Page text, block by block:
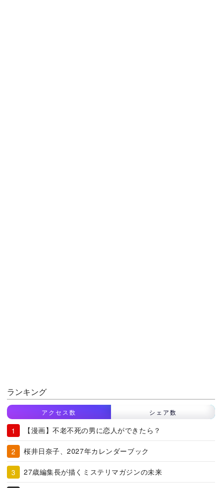
ランキング
アクセス数 シェア数
【漫画】不老不死の男に恋人ができたら？
桜井日奈子、2027年カレンダーブック
27歳編集長が描くミステリマガジンの未来